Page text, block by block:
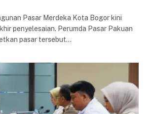
Pasar Merdeka Kota Bogor kini
penyelesaian. Perumda Pasar Pakuan
pasar tersebut…